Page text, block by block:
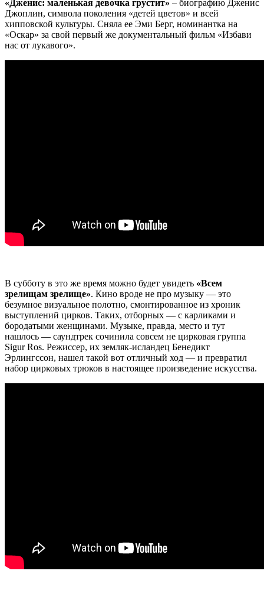
«Дженис: маленькая девочка грустит» – биографию Дженис
Джоплин, символа поколения «детей цветов» и всей
хипповской культуры. Сняла ее Эми Берг, номинантка на
«Оскар» за свой первый же документальный фильм «Избави
нас от лукавого».
В субботу в это же время можно будет увидеть «Всем
зрелищам зрелище». Кино вроде не про музыку — это
безумное визуальное полотно, смонтированное из хроник
выступлений цирков. Таких, отборных — с карликами и
бородатыми женщинами. Музыке, правда, место и тут
нашлось — саундтрек сочинила совсем не цирковая группа
Sigur Ros. Режиссер, их земляк-исландец Бенедикт
Эрлингссон, нашел такой вот отличный ход — и превратил
набор цирковых трюков в настоящее произведение искусства.